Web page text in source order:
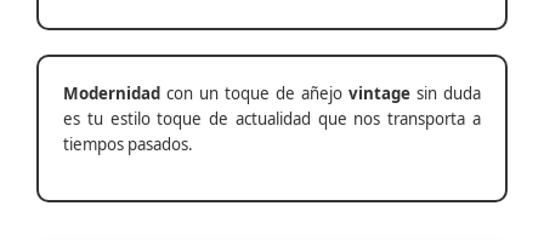
Modernidad con un toque de añejo vintage sin duda
es tu estilo toque de actualidad que nos transporta a
tiempos pasados.